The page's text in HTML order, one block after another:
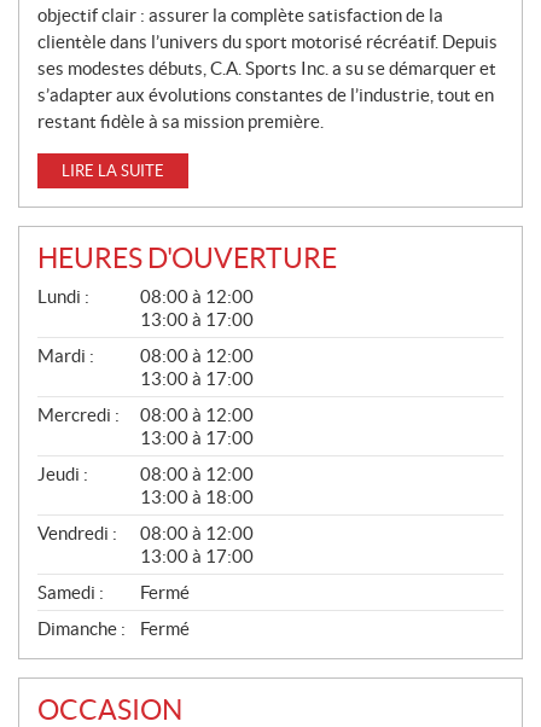
objectif clair : assurer la complète satisfaction de la
clientèle dans l’univers du sport motorisé récréatif. Depuis
ses modestes débuts, C.A. Sports Inc. a su se démarquer et
s’adapter aux évolutions constantes de l’industrie, tout en
restant fidèle à sa mission première.
LIRE LA SUITE
HEURES D'OUVERTURE
G
N
É
L
Lundi :
08:00 à 12:00
13:00 à 17:00
Mardi :
08:00 à 12:00
13:00 à 17:00
Mercredi :
08:00 à 12:00
13:00 à 17:00
Jeudi :
08:00 à 12:00
13:00 à 18:00
Vendredi :
08:00 à 12:00
13:00 à 17:00
Samedi :
Fermé
Dimanche :
Fermé
OCCASION